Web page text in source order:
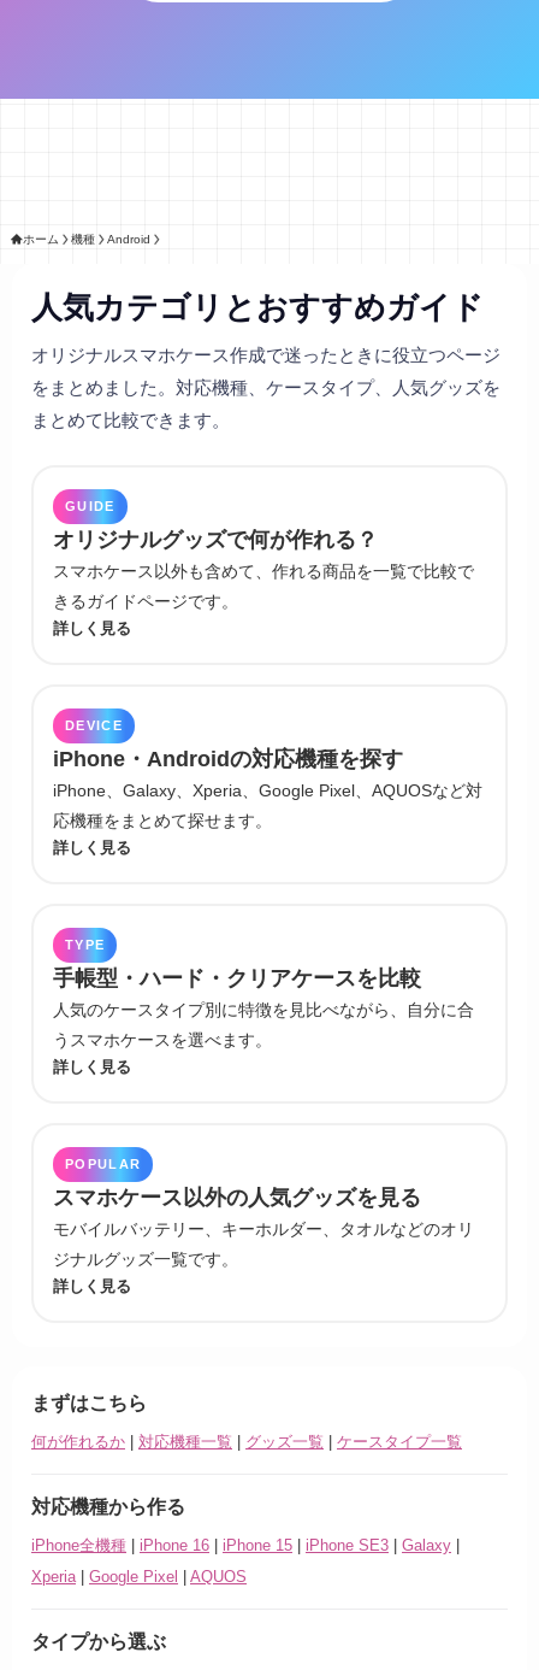
ホーム 機種 Android
人気カテゴリとおすすめガイド
オリジナルスマホケース作成で迷ったときに役立つページ
をまとめました。対応機種、ケースタイプ、人気グッズを
まとめて比較できます。
GUIDE
オリジナルグッズで何が作れる？
スマホケース以外も含めて、作れる商品を一覧で比較で
きるガイドページです。
詳しく見る
DEVICE
iPhone・Androidの対応機種を探す
iPhone、Galaxy、Xperia、Google Pixel、AQUOSなど対
応機種をまとめて探せます。
詳しく見る
TYPE
手帳型・ハード・クリアケースを比較
人気のケースタイプ別に特徴を見比べながら、自分に合
うスマホケースを選べます。
詳しく見る
POPULAR
スマホケース以外の人気グッズを見る
モバイルバッテリー、キーホルダー、タオルなどのオリ
ジナルグッズ一覧です。
詳しく見る
まずはこちら
何が作れるか | 対応機種一覧 | グッズ一覧 | ケースタイプ一覧
対応機種から作る
iPhone全機種 | iPhone 16 | iPhone 15 | iPhone SE3 | Galaxy |
Xperia | Google Pixel | AQUOS
タイプから選ぶ